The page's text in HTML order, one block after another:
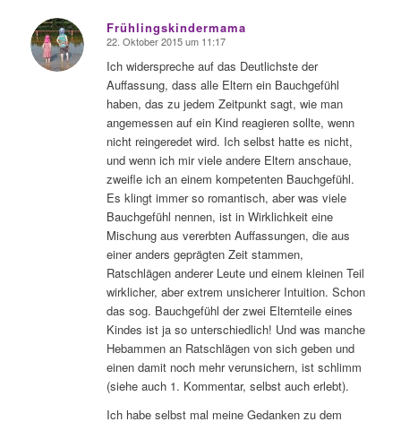
Frühlingskindermama
sagte:
22. Oktober 2015 um 11:17
Ich widerspreche auf das Deutlichste der
Auffassung, dass alle Eltern ein Bauchgefühl
haben, das zu jedem Zeitpunkt sagt, wie man
angemessen auf ein Kind reagieren sollte, wenn
nicht reingeredet wird. Ich selbst hatte es nicht,
und wenn ich mir viele andere Eltern anschaue,
zweifle ich an einem kompetenten Bauchgefühl.
Es klingt immer so romantisch, aber was viele
Bauchgefühl nennen, ist in Wirklichkeit eine
Mischung aus vererbten Auffassungen, die aus
einer anders geprägten Zeit stammen,
Ratschlägen anderer Leute und einem kleinen Teil
wirklicher, aber extrem unsicherer Intuition. Schon
das sog. Bauchgefühl der zwei Elternteile eines
Kindes ist ja so unterschiedlich! Und was manche
Hebammen an Ratschlägen von sich geben und
einen damit noch mehr verunsichern, ist schlimm
(siehe auch 1. Kommentar, selbst auch erlebt).
Ich habe selbst mal meine Gedanken zu dem